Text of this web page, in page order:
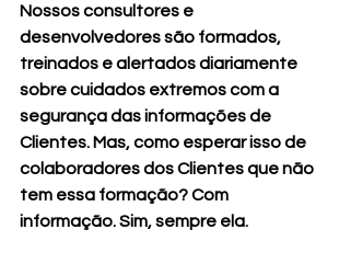
Nossos consultores e
desenvolvedores são formados,
treinados e alertados diariamente
sobre cuidados extremos com a
segurança das informações de
Clientes. Mas, como esperar isso de
colaboradores dos Clientes que não
tem essa formação? Com
informação. Sim, sempre ela.